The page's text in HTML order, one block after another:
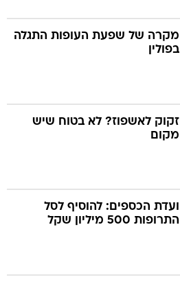
מקרה של שפעת העופות התגלה
בפולין
זקוק לאשפוז? לא בטוח שיש
מקום
ועדת הכספים: להוסיף לסל
התרופות 500 מיליון שקל